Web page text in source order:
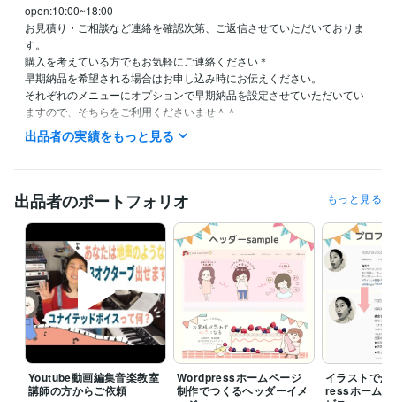
open:10:00~18:00
お見積り・ご相談など連絡を確認次第、ご返信させていただいておりま
す。
購入を考えている方でもお気軽にご連絡ください＊
早期納品を希望される場合はお申し込み時にお伝えください。
それぞれのメニューにオプションで早期納品を設定させていただいてい
資格・検定
漢字検定２級 取得年 : 2013年
得意分野
イラスト作成・漫画制作
心がゆるまるイラスト・漫画作成が得意で
す
ビジネス
出品者の実績をもっと見る
出品者のポートフォリオ もっと見る
Youtube動画編集音楽教室
講師の方からご依頼
Wordpressホームページ
制作でつくるヘッダーイメ
イラストで
ressホームペ